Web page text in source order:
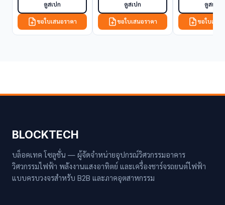
ดูสเปก
ขอใบเสนอราคา
ดูสเปก
ขอใบเสนอราคา
ดูสเปก
ขอใบเสน
BLOCKTECH
บล็อคเทค โซลูชั่น — ผู้จัดจำหน่ายอุปกรณ์วิศวกรรมอาคาร
วิศวกรรมไฟฟ้า พลังงานแสงอาทิตย์ และเครื่องชาร์จรถยนต์ไฟฟ้า
แบบครบวงจรสำหรับ B2B และภาคอุตสาหกรรม